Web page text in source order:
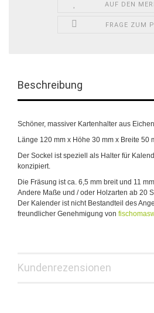
AUF DEN
FRAGE ZUM
Beschreibung
Schöner, massiver Kartenhalter aus
Länge 120 mm x Höhe 30 mm x Breite 50
Der Sockel ist speziell als Halter für
konzipiert.
Die Fräsung ist ca. 6,5 mm breit und 11
Andere Maße und / oder Holzarten ab 20
Der Kalender ist nicht Bestandteil des
freundlicher Genehmigung von
Kundenrezensionen